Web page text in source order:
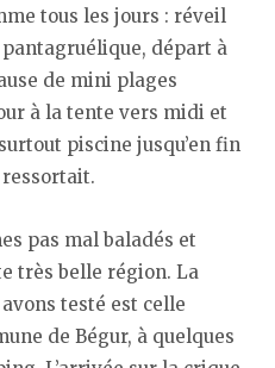
tous les jours : réveil
départ à
de mini plages
à la tente vers midi et
piscine jusqu’en fin
ressortait.
pas mal baladés et
très belle région. La
testé est celle
de Bégur, à quelques